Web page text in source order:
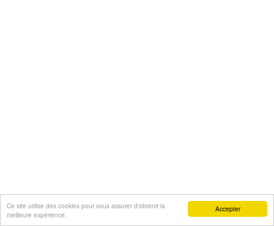
Accepter
Ce site utilise des cookies pour vous assurer d'obtenir la
meilleure expérience.